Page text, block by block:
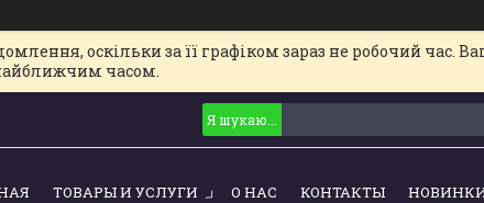
оскільки за її графіком зараз не робочий час.
часом.
ТОВАРЫ И УСЛУГИ О НАС КОНТАКТЫ